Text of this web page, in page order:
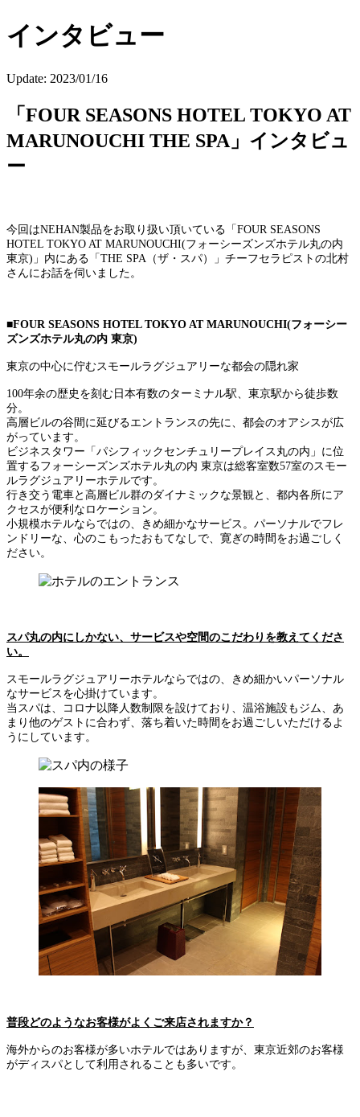
インタビュー
Update: 2023/01/16
「FOUR SEASONS HOTEL TOKYO AT
MARUNOUCHI THE SPA」インタビュ
ー
今回はNEHAN製品をお取り扱い頂いている「FOUR SEASONS
HOTEL TOKYO AT MARUNOUCHI(フォーシーズンズホテル丸の内
東京)」内にある「THE SPA（ザ・スパ）」チーフセラピストの北村
さんにお話を伺いました。
■FOUR SEASONS HOTEL TOKYO AT MARUNOUCHI(フォーシー
ズンズホテル丸の内 東京)
東京の中心に佇むスモールラグジュアリーな都会の隠れ家
100年余の歴史を刻む日本有数のターミナル駅、東京駅から徒歩数
分。
高層ビルの谷間に延びるエントランスの先に、都会のオアシスが広
がっています。
ビジネスタワー「パシフィックセンチュリープレイス丸の内」に位
置するフォーシーズンズホテル丸の内 東京は総客室数57室のスモー
ルラグジュアリーホテルです。
行き交う電車と高層ビル群のダイナミックな景観と、都内各所にア
クセスが便利なロケーション。
小規模ホテルならではの、きめ細かなサービス。パーソナルでフレ
ンドリーな、心のこもったおもてなしで、寛ぎの時間をお過ごしく
ださい。
スパ丸の内にしかない、サービスや空間のこだわりを教えてくださ
い。
スモールラグジュアリーホテルならではの、きめ細かいパーソナル
なサービスを心掛けています。
当スパは、コロナ以降人数制限を設けており、温浴施設もジム、あ
まり他のゲストに合わず、落ち着いた時間をお過ごしいただけるよ
うにしています。
普段どのようなお客様がよくご来店されますか？
海外からのお客様が多いホテルではありますが、東京近郊のお客様
がディスパとして利用されることも多いです。